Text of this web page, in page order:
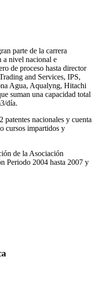
parte de la carrera
a nivel nacional e
de proceso hasta director
and Services, IPS,
Agua, Aqualyng, Hitachi
suman una capacidad total
día.
patentes nacionales y cuenta
cursos impartidos y
de la Asociación
Periodo 2004 hasta 2007 y